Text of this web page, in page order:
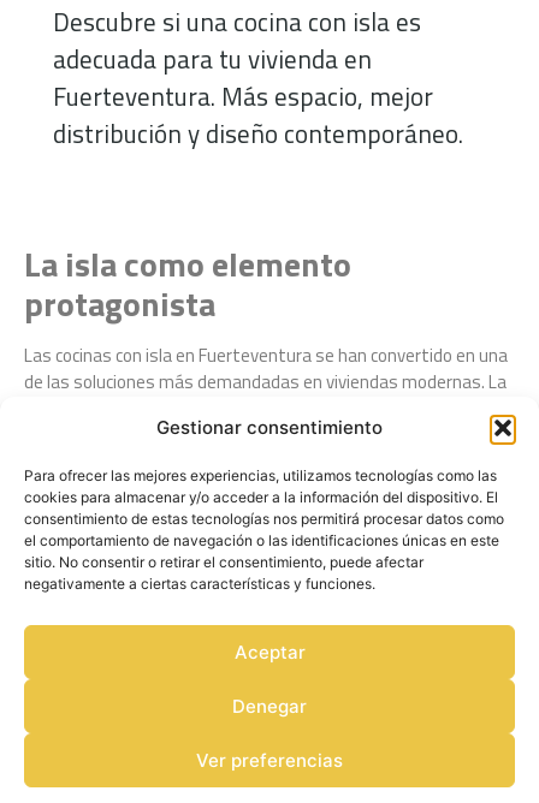
Gestionar consentimiento
Para ofrecer las mejores experiencias, utilizamos tecnologías como las
cookies para almacenar y/o acceder a la información del dispositivo. El
consentimiento de estas tecnologías nos permitirá procesar datos como
el comportamiento de navegación o las identificaciones únicas en este
sitio. No consentir o retirar el consentimiento, puede afectar
negativamente a ciertas características y funciones.
Aceptar
Denegar
Ver preferencias
Descubre si una cocina con isla es
adecuada para tu vivienda en
Fuerteventura. Más espacio, mejor
distribución y diseño contemporáneo.
La isla como elemento
protagonista
Las cocinas con isla en Fuerteventura se han convertido en una
de las soluciones más demandadas en viviendas modernas. La
organización y amplía la superficie de trabajo.
En viviendas con espacios abiertos, la isla actúa como elemento
de transición entre cocina y salón.